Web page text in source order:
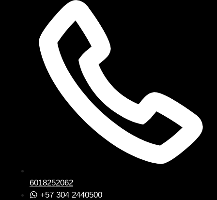
6018252062
+57 304 2440500